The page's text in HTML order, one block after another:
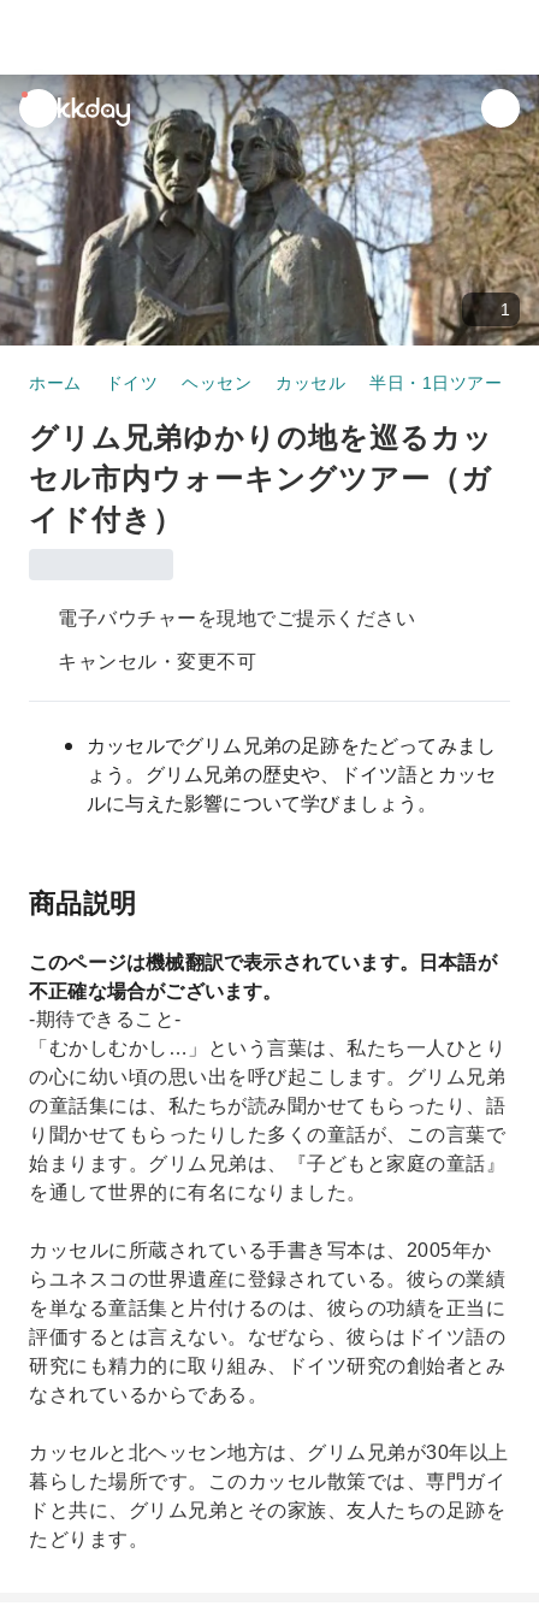
unread
notifications
1
ホーム ドイツ ヘッセン カッセル 半日・1日ツアー
グリム兄弟ゆかりの地を巡るカッ
セル市内ウォーキングツアー（ガ
イド付き）
電子バウチャーを現地でご提示ください
キャンセル・変更不可
カッセルでグリム兄弟の足跡をたどってみまし
ょう。グリム兄弟の歴史や、ドイツ語とカッセ
ルに与えた影響について学びましょう。
商品説明
このページは機械翻訳で表示されています。日本語が
不正確な場合がございます。
-期待できること-
「むかしむかし…」という言葉は、私たち一人ひとり
の心に幼い頃の思い出を呼び起こします。グリム兄弟
の童話集には、私たちが読み聞かせてもらったり、語
り聞かせてもらったりした多くの童話が、この言葉で
始まります。グリム兄弟は、『子どもと家庭の童話』
を通して世界的に有名になりました。
カッセルに所蔵されている手書き写本は、2005年か
らユネスコの世界遺産に登録されている。彼らの業績
を単なる童話集と片付けるのは、彼らの功績を正当に
評価するとは言えない。なぜなら、彼らはドイツ語の
研究にも精力的に取り組み、ドイツ研究の創始者とみ
なされているからである。
カッセルと北ヘッセン地方は、グリム兄弟が30年以上
暮らした場所です。このカッセル散策では、専門ガイ
ドと共に、グリム兄弟とその家族、友人たちの足跡を
たどります。